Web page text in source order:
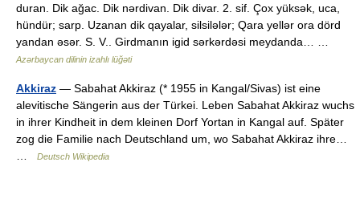
duran. Dik ağac. Dik nərdivan. Dik divar. 2. sif. Çox yüksək, uca,
hündür; sarp. Uzanan dik qayalar, silsilələr; Qara yellər ora dörd
yandan əsər. S. V.. Girdmanın igid sərkərdəsi meydanda… …
Azərbaycan dilinin izahlı lüğəti
Akkiraz — Sabahat Akkiraz (* 1955 in Kangal/Sivas) ist eine
alevitische Sängerin aus der Türkei. Leben Sabahat Akkiraz wuchs
in ihrer Kindheit in dem kleinen Dorf Yortan in Kangal auf. Später
zog die Familie nach Deutschland um, wo Sabahat Akkiraz ihre…
Deutsch Wikipedia